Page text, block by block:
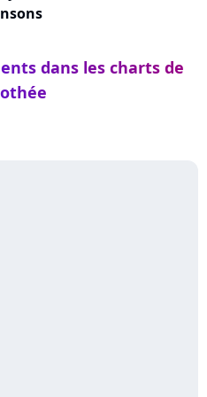
dans les charts de